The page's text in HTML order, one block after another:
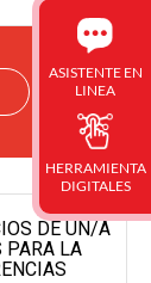
DE UN/A
PARA LA
ASISTENTE EN
LINEA
HERRAMIENTA
DIGITALES